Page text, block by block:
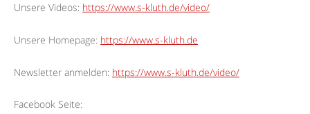
Unsere Videos: https://www.s-kluth.de/video/
Unsere Homepage: https://www.s-kluth.de
Newsletter anmelden: https://www.s-kluth.de/video/
Facebook Seite: